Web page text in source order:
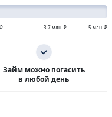
3.7 млн. ₽ 5 млн. ₽
Займ можно погасить
в любой день